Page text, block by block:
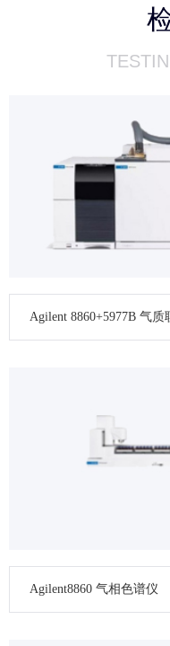
Agilent 8860+5977B 气质
Agilent8860 气相色谱仪